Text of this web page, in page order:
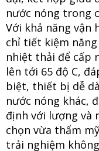
nước nóng trong
Với khả năng vận
chỉ tiết kiệm
nhiệt thải để cấp
lên tới 65 độ C,
biệt, thiết bị dễ
nước nóng khác,
định với lượng và
chọn vừa thẩm
trải nghiệm